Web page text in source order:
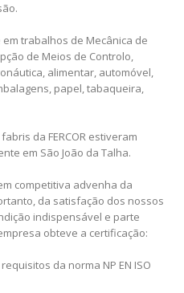
trabalhos de Mecânica de
de Meios de Controlo,
alimentar, automóvel,
papel, tabaqueira,
da FERCOR estiveram
em São João da Talha.
competitiva advenha da
da satisfação dos nossos
indispensável e parte
obteve a certificação:
da norma NP EN ISO